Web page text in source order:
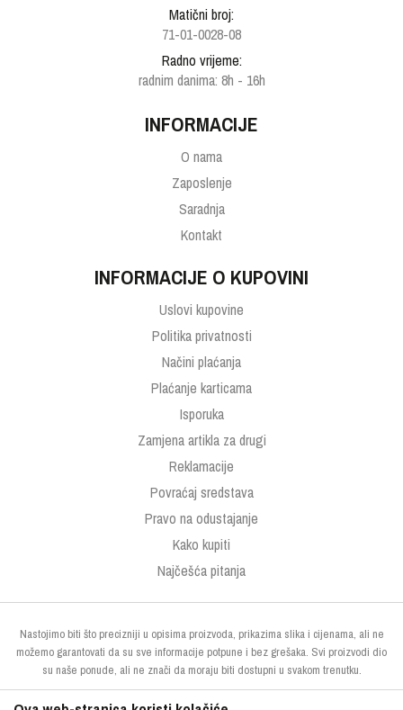
Matični broj:
71-01-0028-08
Radno vrijeme:
radnim danima: 8h - 16h
INFORMACIJE
O nama
Zaposlenje
Saradnja
Kontakt
INFORMACIJE O KUPOVINI
Uslovi kupovine
Politika privatnosti
Načini plaćanja
Plaćanje karticama
Isporuka
Zamjena artikla za drugi
Reklamacije
Povraćaj sredstava
Pravo na odustajanje
Kako kupiti
Najčešća pitanja
Nastojimo biti što precizniji u opisima proizvoda, prikazima slika i cijenama, ali ne
možemo garantovati da su sve informacije potpune i bez grešaka. Svi proizvodi dio
su naše ponude, ali ne znači da moraju biti dostupni u svakom trenutku.